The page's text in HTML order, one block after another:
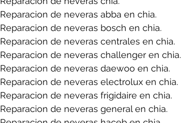
Reparacion de neveras abba en chia.
Reparacion de neveras bosch en chia.
Reparacion de neveras centrales en chia.
Reparacion de neveras challenger en chia.
Reparacion de neveras daewoo en chia.
Reparacion de neveras electrolux en chia.
Reparacion de neveras frigidaire en chia.
Reparacion de neveras general en chia.